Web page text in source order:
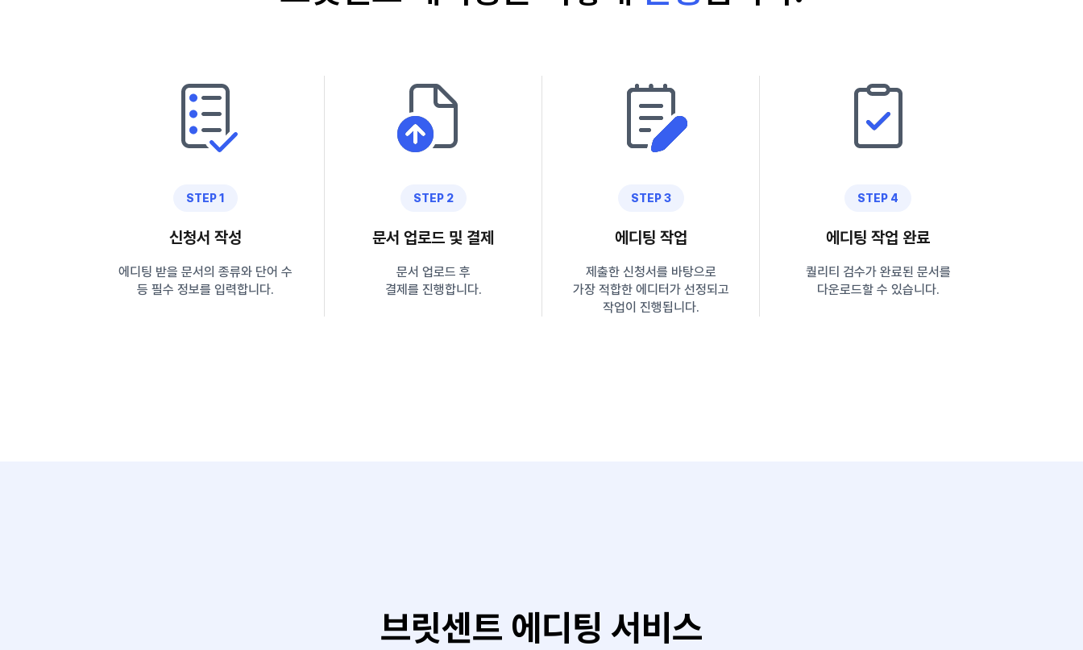
STEP 1
신청서 작성
에디팅 받을 문서의 종류와 단어 수
등 필수 정보를 입력합니다.
STEP 2
문서 업로드 및 결제
문서 업로드 후
결제를 진행합니다.
STEP 3
에디팅 작업
제출한 신청서를 바탕으로
가장 적합한 에디터가 선정되고
작업이 진행됩니다.
STEP 4
에디팅 작업 완료
퀄리티 검수가 완료된 문서를
다운로드할 수 있습니다.
브릿센트 에디팅 서비스